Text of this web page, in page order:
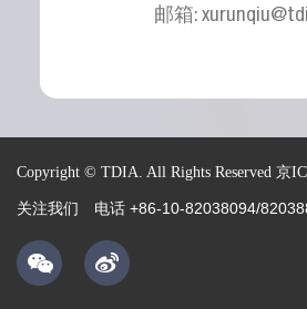
邮箱:
Copyright © TDIA. All Rights Reserved 京
关注我们 电话 +86-10-82038094/